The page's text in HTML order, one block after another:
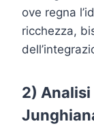
ove regna
ricchezza,
2)